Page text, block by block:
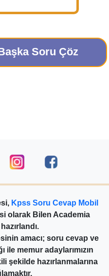
Soru Çöz
Kpss Soru Cevap Mobil
olarak Bilen Academia
amacı; soru cevap ve
ile memur adaylarımızın
şekilde hazırlanmalarına